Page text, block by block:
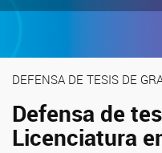
DEFENSA DE TESIS DE
Defensa de
Licenciatura